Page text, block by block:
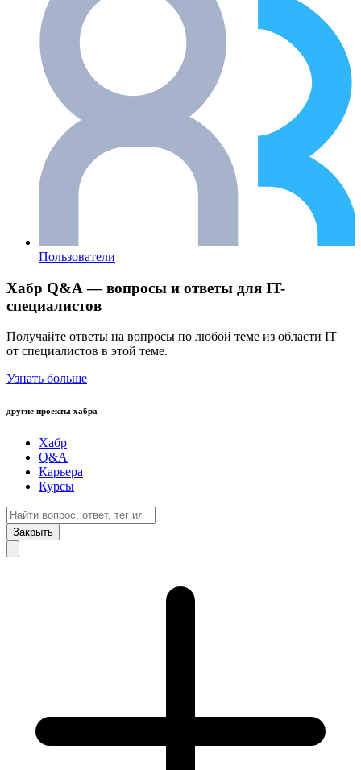
Пользователи
Хабр Q&A — вопросы и ответы для IT-
специалистов
Получайте ответы на вопросы по любой теме из области IT
от специалистов в этой теме.
Узнать больше
другие проекты хабра
Хабр
Q&A
Карьера
Курсы
Закрыть